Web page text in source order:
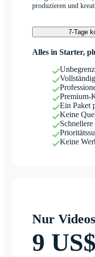
produzieren und
7-Tage
Alles in Starter,
Premium-
Ein Paket
Keine
Keine
Nur Videos
9 US$